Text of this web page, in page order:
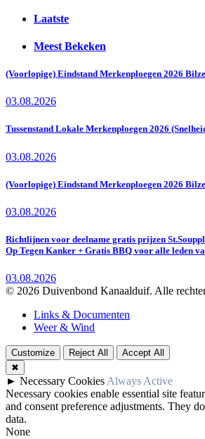
Laatste
Meest Bekeken
(Voorlopige) Eindstand Merkenploegen 2026
03.08.2026
Tussenstand Lokale Merkenploegen 2026
03.08.2026
(Voorlopige) Eindstand Merkenploegen 2026
03.08.2026
Richtlijnen voor deelname gratis prijzen
Op Tegen Kanker + Gratis BBQ voor alle leden
03.08.2026
© 2026 Duivenbond Kanaalduif. Alle
Links & Documenten
Weer & Wind
Customize Reject All
Accept All
✖
► Necessary Cookies Always Active
Necessary cookies enable essential site
and consent preference adjustments. They
data.
None